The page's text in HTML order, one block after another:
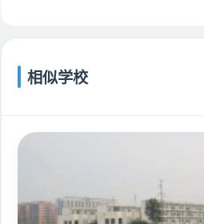
相似学校